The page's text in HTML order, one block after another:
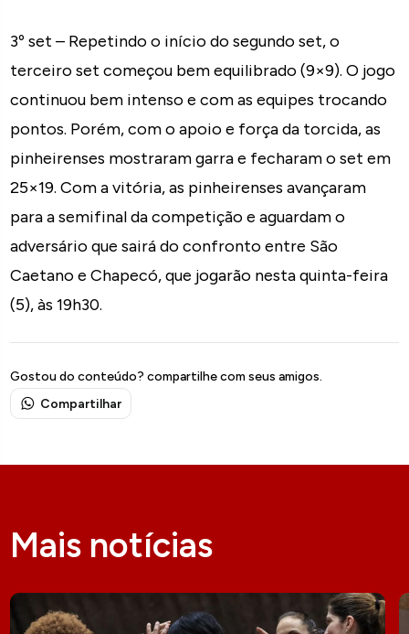
3º set – Repetindo o início do segundo set, o
terceiro set começou bem equilibrado (9×9). O jogo
continuou bem intenso e com as equipes trocando
pontos. Porém, com o apoio e força da torcida, as
pinheirenses mostraram garra e fecharam o set em
25×19. Com a vitória, as pinheirenses avançaram
para a semifinal da competição e aguardam o
adversário que sairá do confronto entre São
Caetano e Chapecó, que jogarão nesta quinta-feira
(5), às 19h30.
Gostou do conteúdo? compartilhe com seus amigos.
Compartilhar
Mais notícias